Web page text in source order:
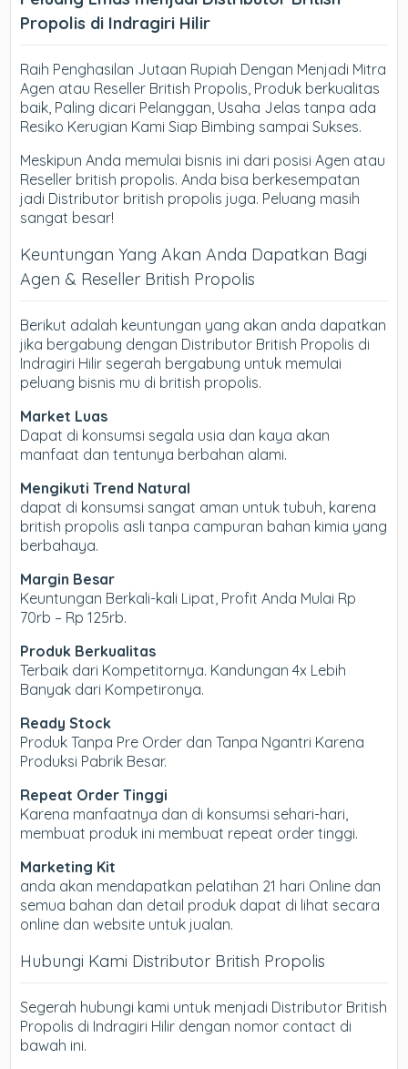
Propolis di Indragiri Hilir
Raih Penghasilan Jutaan Rupiah Dengan Menjadi Mitra
Agen atau Reseller British Propolis, Produk berkualitas
baik, Paling dicari Pelanggan, Usaha Jelas tanpa ada
Resiko Kerugian Kami Siap Bimbing sampai Sukses.
Meskipun Anda memulai bisnis ini dari posisi Agen atau
Reseller british propolis. Anda bisa berkesempatan
jadi Distributor british propolis juga. Peluang masih
sangat besar!
Keuntungan Yang Akan Anda Dapatkan Bagi
Agen & Reseller British Propolis
Berikut adalah keuntungan yang akan anda dapatkan
jika bergabung dengan Distributor British Propolis di
Indragiri Hilir segerah bergabung untuk memulai
peluang bisnis mu di british propolis.
Market Luas
Dapat di konsumsi segala usia dan kaya akan
manfaat dan tentunya berbahan alami.
Mengikuti Trend Natural
dapat di konsumsi sangat aman untuk tubuh, karena
british propolis asli tanpa campuran bahan kimia yang
berbahaya.
Margin Besar
Keuntungan Berkali-kali Lipat, Profit Anda Mulai Rp
70rb – Rp 125rb.
Produk Berkualitas
Terbaik dari Kompetitornya. Kandungan 4x Lebih
Banyak dari Kompetironya.
Ready Stock
Produk Tanpa Pre Order dan Tanpa Ngantri Karena
Produksi Pabrik Besar.
Repeat Order Tinggi
Karena manfaatnya dan di konsumsi sehari-hari,
membuat produk ini membuat repeat order tinggi.
Marketing Kit
anda akan mendapatkan pelatihan 21 hari Online dan
semua bahan dan detail produk dapat di lihat secara
online dan website untuk jualan.
Hubungi Kami Distributor British Propolis
Segerah hubungi kami untuk menjadi Distributor British
Propolis di Indragiri Hilir dengan nomor contact di
bawah ini.